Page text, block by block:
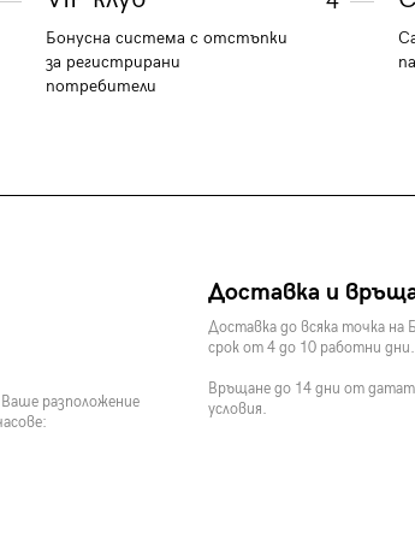
Бонусна система с отстъпки
за регистрирани
потребители
разположение
Доставка и
Доставка до всяка точка на
срок от 4 до 10 работни дни.
Връщане до 14 дни от
условия.